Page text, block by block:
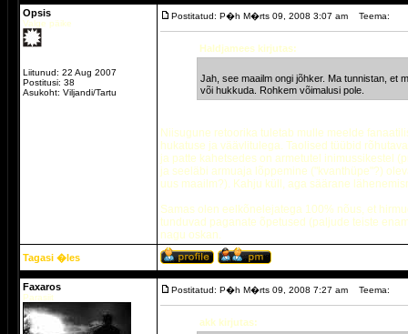
Opsis
Valge päike
Liitunud: 22 Aug 2007
Postitusi: 38
Asukoht: Viljandi/Tartu
Postitatud: P�h M�rts 09, 2008 3:07 am Teema:
Haldjamees kirjutas:
Jah, see maailm ongi jõhker. Ma tunnistan, et
või hukkuda. Rohkem võimalusi pole.
Niisugune retoorika tuletab mulle meelde
hukatuse ja väävlitulega. Taolised tüübid
ja patte kahetsedes on armetutel inimussikestel
ja seeläbi armuaja lõppemine ("kvanthüpe"?)
uus maailm?). Kahju küll, aga säärane
Samas olen eelkõnelejatega 100% nõus, et
tunduvad paganate õpetused (paljude teiste
nagu oskan.
Tagasi �les
Faxaros
Parasiit
Postitatud: P�h M�rts 09, 2008 7:27 am Teema:
akk kirjutas: